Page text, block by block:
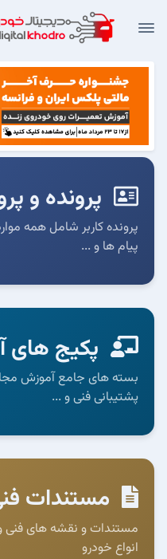
پرونده و
پرونده کاربر شامل همه
پیام ها و ...
پکیج های
بسته های جامع آموزش
پشتیبانی فنی و ...
مستندات
مستندات و نقشه های فنی
انواع خودرو